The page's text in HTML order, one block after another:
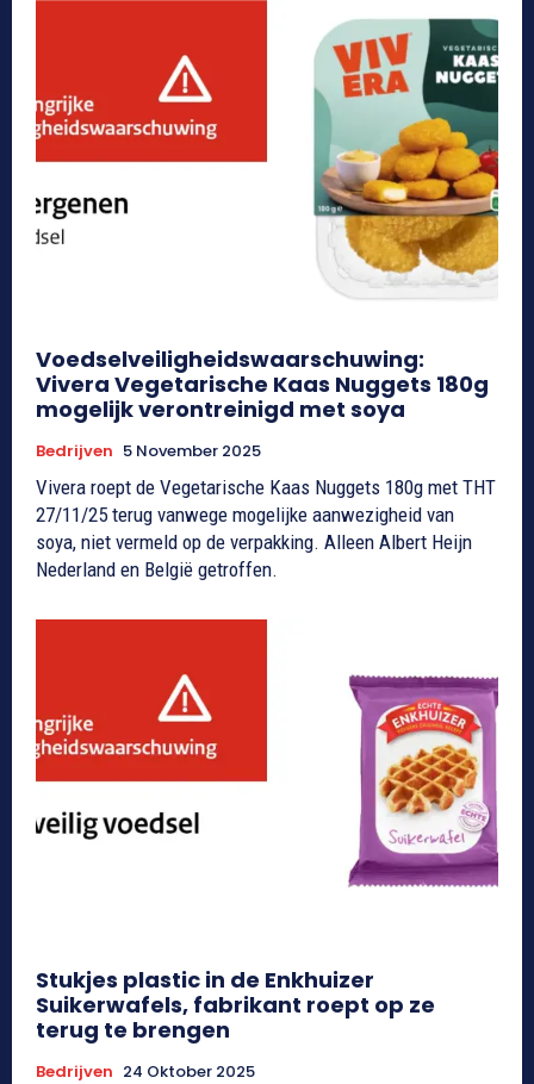
Voedselveiligheidswaarschuwing:
Vivera Vegetarische Kaas Nuggets 180g
mogelijk verontreinigd met soya
Bedrijven 5 November 2025
Vivera roept de Vegetarische Kaas Nuggets 180g met THT
27/11/25 terug vanwege mogelijke aanwezigheid van
soya, niet vermeld op de verpakking. Alleen Albert Heijn
Nederland en België getroffen.
Stukjes plastic in de Enkhuizer
Suikerwafels, fabrikant roept op ze
terug te brengen
Bedrijven 24 Oktober 2025